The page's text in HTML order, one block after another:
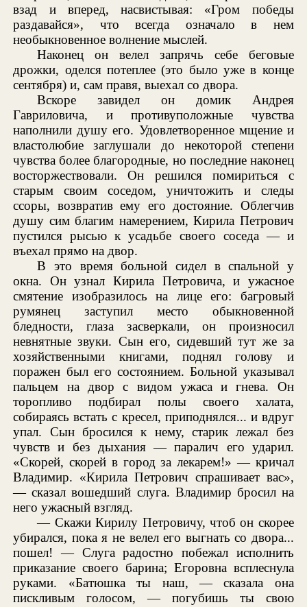
взад и вперед, насвистывая: «Гром победы
раздавайся», что всегда означало в нем
необыкновенное волнение мыслей.
Наконец он велел запрячь себе беговые
дрожки, оделся потеплее (это было уже в конце
сентября) и, сам правя, выехал со двора.
Вскоре завидел он домик Андрея
Гавриловича, и противуположные чувства
наполнили душу его. Удовлетворенное мщение и
властолюбие заглушали до некоторой степени
чувства более благородные, но последние наконец
восторжествовали. Он решился помириться с
старым своим соседом, уничтожить и следы
ссоры, возвратив ему его достояние. Облегчив
душу сим благим намерением, Кирила Петрович
пустился рысью к усадьбе своего соседа — и
въехал прямо на двор.
В это время больной сидел в спальной у
окна. Он узнал Кирила Петровича, и ужасное
смятение изобразилось на лице его: багровый
румянец заступил место обыкновенной
бледности, глаза засверкали, он произносил
невнятные звуки. Сын его, сидевший тут же за
хозяйственными книгами, поднял голову и
поражен был его состоянием. Больной указывал
пальцем на двор с видом ужаса и гнева. Он
торопливо подбирал полы своего халата,
собираясь встать с кресел, приподнялся... и вдруг
упал. Сын бросился к нему, старик лежал без
чувств и без дыхания — паралич его ударил.
«Скорей, скорей в город за лекарем!» — кричал
Владимир. «Кирила Петрович спрашивает вас»,
— сказал вошедший слуга. Владимир бросил на
него ужасный взгляд.
— Скажи Кирилу Петровичу, чтоб он скорее
убирался, пока я не велел его выгнать со двора...
пошел! — Слуга радостно побежал исполнить
приказание своего барина; Егоровна всплеснула
руками. «Батюшка ты наш, — сказала она
пискливым голосом, — погубишь ты свою